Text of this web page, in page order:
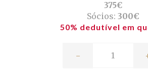
375€
Sócios: 300€
50% dedutível em
-